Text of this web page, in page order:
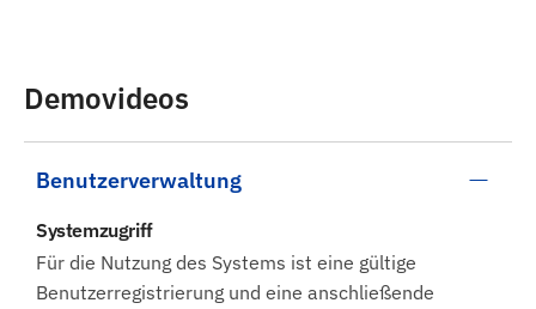
Demovideos
Benutzerverwaltung
Systemzugriff
Für die Nutzung des Systems ist eine gültige
Benutzerregistrierung und eine anschließende